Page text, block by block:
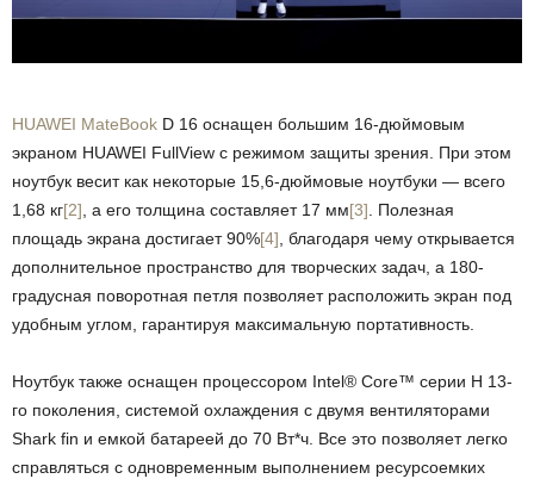
HUAWEI MateBook D 16 оснащен большим 16-дюймовым
экраном HUAWEI FullView с режимом защиты зрения. При этом
ноутбук весит как некоторые 15,6-дюймовые ноутбуки — всего
1,68 кг[2] , а его толщина составляет 17 мм[3] . Полезная
площадь экрана достигает 90%[4] , благодаря чему открывается
дополнительное пространство для творческих задач, а 180-
градусная поворотная петля позволяет расположить экран под
удобным углом, гарантируя максимальную портативность.
Ноутбук также оснащен процессором Intel® Core™ серии H 13-
го поколения, системой охлаждения с двумя вентиляторами
Shark fin и емкой батареей до 70 Вт*ч. Все это позволяет легко
справляться с одновременным выполнением ресурсоемких